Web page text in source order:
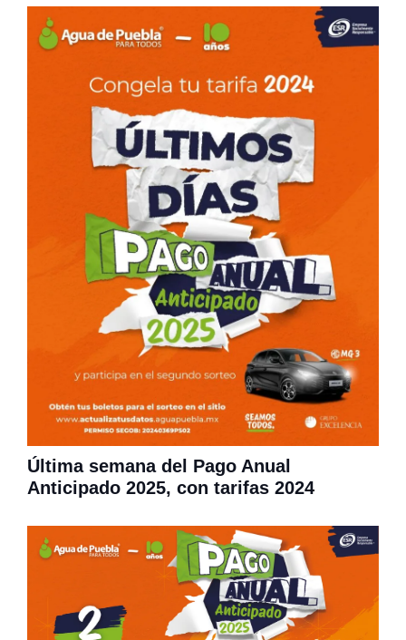
Última semana del Pago Anual
Anticipado 2025, con tarifas 2024